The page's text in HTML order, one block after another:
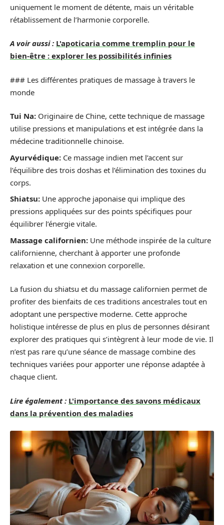
uniquement le moment de détente, mais un véritable
rétablissement de l’harmonie corporelle.
A voir aussi : L'apoticaria comme tremplin pour le
bien-être : explorer les possibilités infinies
### Les différentes pratiques de massage à travers le
monde
Tui Na: Originaire de Chine, cette technique de massage
utilise pressions et manipulations et est intégrée dans la
médecine traditionnelle chinoise.
Ayurvédique: Ce massage indien met l’accent sur
l’équilibre des trois doshas et l’élimination des toxines du
corps.
Shiatsu: Une approche japonaise qui implique des
pressions appliquées sur des points spécifiques pour
équilibrer l’énergie vitale.
Massage californien: Une méthode inspirée de la culture
californienne, cherchant à apporter une profonde
relaxation et une connexion corporelle.
La fusion du shiatsu et du massage californien permet de
profiter des bienfaits de ces traditions ancestrales tout en
adoptant une perspective moderne. Cette approche
holistique intéresse de plus en plus de personnes désirant
explorer des pratiques qui s’intègrent à leur mode de vie. Il
n’est pas rare qu’une séance de massage combine des
techniques variées pour apporter une réponse adaptée à
chaque client.
Lire également : L'importance des savons médicaux
dans la prévention des maladies